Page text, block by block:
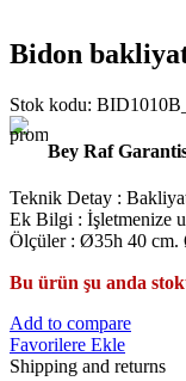
Bidon
Stok kodu:
Bey Raf
Teknik Detay :
Ek Bilgi : İşletmenize
Ölçüler : Ø35h 40
Bu ürün şu anda
Add to compare
Favorilere Ekle
Shipping and returns